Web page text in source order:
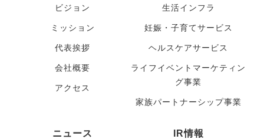
ビジョン
ミッション
代表挨拶
会社概要
アクセス
生活インフラ
妊娠・子育てサービス
ヘルスケアサービス
ライフイベントマーケティン
グ事業
家族パートナーシップ事業
ニュース IR情報